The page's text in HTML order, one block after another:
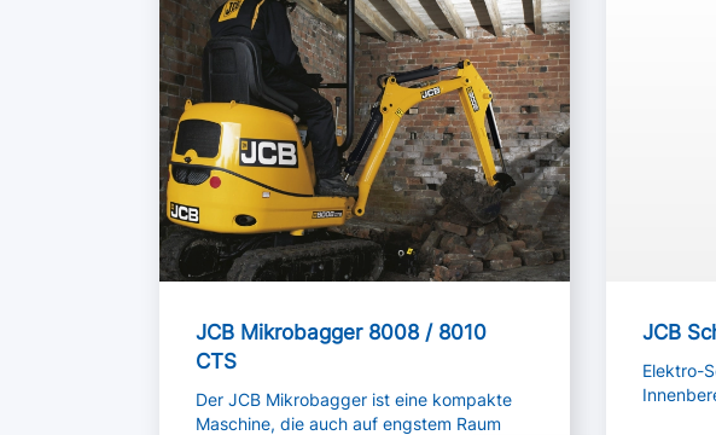
JCB Mikrobagger 8008 / 8010
CTS
Der JCB Mikrobagger ist eine kompakte
Maschine, die auch auf engstem Raum
JCB
Elektro-